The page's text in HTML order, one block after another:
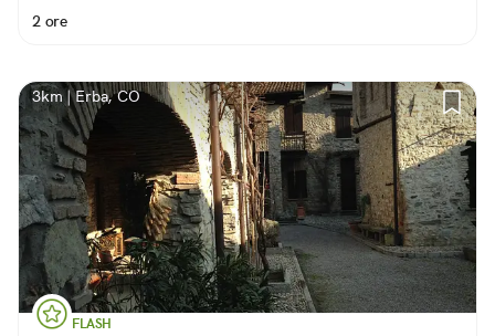
2 ore
3km | Erba, CO
FLASH